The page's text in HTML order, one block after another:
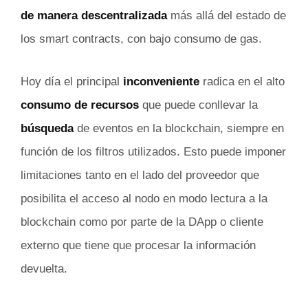
de manera descentralizadamás allá del estado de
los smart contracts, con bajo consumo de gas.
Hoy día el principal inconveniente radica en el alto
consumo de recursos que puede conllevar la
búsquedade eventos en la blockchain, siempre en
función de los filtros utilizados. Esto puede imponer
limitaciones tanto en el lado del proveedor que
posibilita el acceso al nodo en modo lectura a la
blockchain como por parte de la DApp o cliente
externo que tiene que procesar la información
devuelta.